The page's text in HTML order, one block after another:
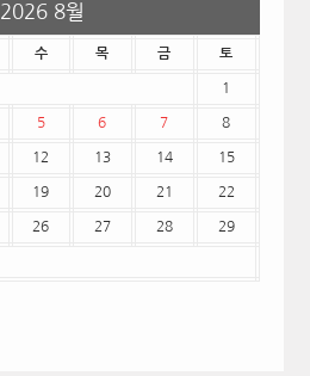
2026 8월
수 목 금 토
1
5 6 7 8
12 13 14 15
19 20 21 22
26 27 28 29